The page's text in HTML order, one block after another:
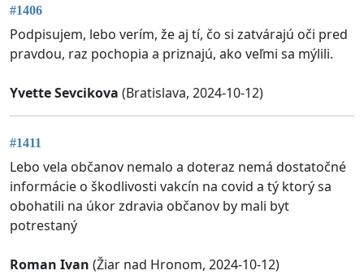
#1406
Podpisujem, lebo verím, že aj tí, čo si zatvárajú oči pred
pravdou, raz pochopia a priznajú, ako veľmi sa mýlili.
Yvette Sevcikova (Bratislava, 2024-10-12)
#1411
Lebo vela občanov nemalo a doteraz nemá dostatočné
informácie o škodlivosti vakcín na covid a tý ktorý sa
obohatili na úkor zdravia občanov by mali byt
potrestaný
Roman Ivan (Žiar nad Hronom, 2024-10-12)